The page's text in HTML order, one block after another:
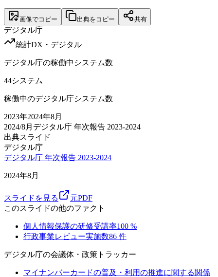
画像でコピー 出典をコピー 共有
デジタル庁
統計DX・デジタル
デジタル庁の稼働中システム数
44システム
稼働中のデジタル庁システム数
2023年2024年8月
2024/8月 デジタル庁 年次報告 2023-2024
出典スライド
デジタル庁
デジタル庁 年次報告 2023-2024
2024年8月
スライドを見る
元PDF
このスライドの他のファクト
個人情報保護の研修受講率100 %
行政事業レビュー実施数86 件
デジタル庁の会議体・政策トラッカー
マイナンバーカードの普及・利用の推進に関する関係